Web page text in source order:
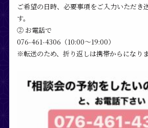
ご希望の日時、必要事項をご入力いただき
す。
② お電話で
076-461-4306（10:00〜19:00）
※転送のため、折り返しは携帯からになりま